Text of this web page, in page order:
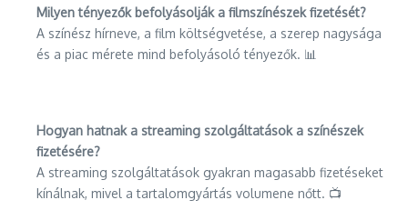
Milyen tényezők befolyásolják a filmszínészek fizetését?
A színész hírneve, a film költségvetése, a szerep nagysága
és a piac mérete mind befolyásoló tényezők. 📊
Hogyan hatnak a streaming szolgáltatások a színészek
fizetésére?
A streaming szolgáltatások gyakran magasabb fizetéseket
kínálnak, mivel a tartalomgyártás volumene nőtt. 📺